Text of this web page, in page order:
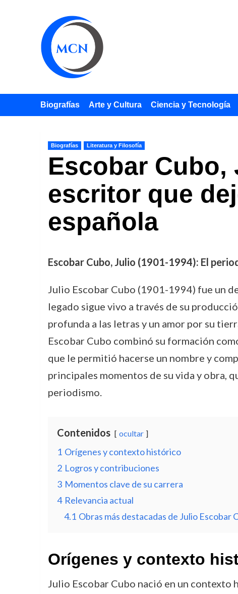
Biografías Arte y Cultura Ciencia y Tecnología
Biografías Literatura y Filosofía
Escobar Cubo,
escritor que
española
Escobar Cubo, Julio (1901-1994): El
Julio Escobar Cubo (1901-1994) fue un
legado sigue vivo a través de su
profunda a las letras y un amor por su
Escobar Cubo combinó su formación
que le permitió hacerse un nombre y
principales momentos de su vida y obra,
periodismo.
Contenidos ocultar
1 Orígenes y contexto histórico
2 Logros y contribuciones
3 Momentos clave de su carrera
4 Relevancia actual
4.1 Obras más destacadas de Julio Escobar
Orígenes y contexto
Julio Escobar Cubo nació en un contexto